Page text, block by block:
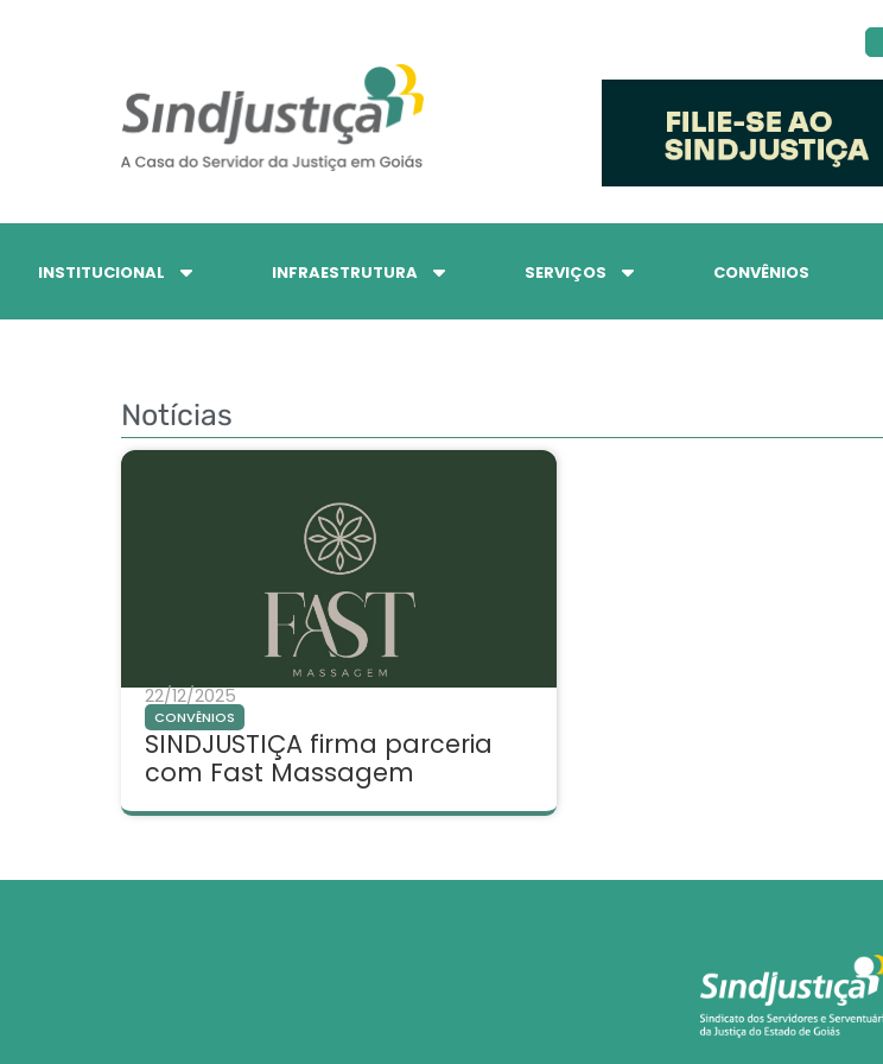
INSTITUCIONAL INFRAESTRUTURA SERVIÇOS CONVÊNIOS
Notícias
22/12/2025
CONVÊNIOS
SINDJUSTIÇA firma parceria
com Fast Massagem